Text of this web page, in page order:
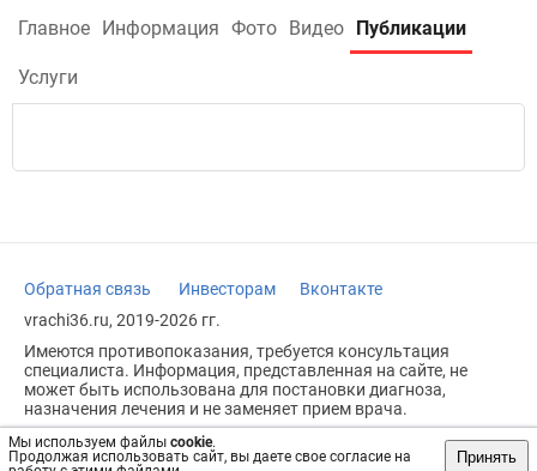
Мы используем файлы cookie.
Продолжая использовать сайт, вы даете свое согласие на
Принять
Главное Информация Фото Видео Публикации
Услуги
Обратная связь Инвесторам
Вконтакте
vrachi36.ru, 2019-2026 гг.
Имеются противопоказания, требуется консультация
специалиста. Информация, представленная на сайте, не
может быть использована для постановки диагноза,
назначения лечения и не заменяет прием врача.
Возрастное ограничение: 18+